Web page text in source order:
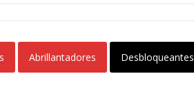
Abrillantadores Desbloqueantes